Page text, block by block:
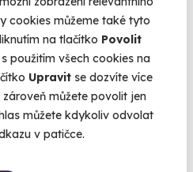
cookies můžeme také tyto
na tlačítko Povolit
použitím všech cookies na
Upravit se dozvíte více
můžete povolit jen
můžete kdykoliv odvolat
v patičce.
termín?
poukaz